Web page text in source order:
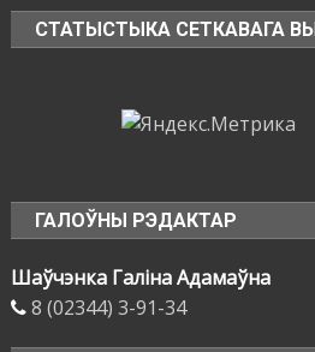
СТАТЫСТЫКА СЕТКАВАГА
ГАЛОЎНЫ РЭДАКТАР
Шаўчэнка Галіна Адамаўна
8 (02344) 3-91-34